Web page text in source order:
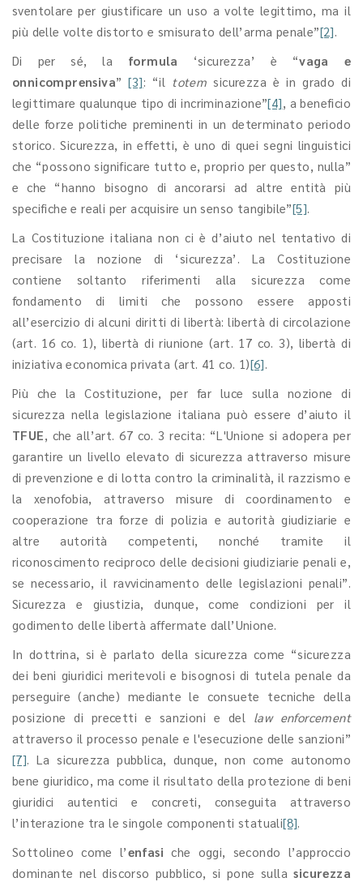
sventolare per giustificare un uso a volte legittimo, ma il
più delle volte distorto e smisurato dell’arma penale”[2].
Di per sé, la formula ‘sicurezza’ è “vaga e
onnicomprensiva”[3]: “il totem sicurezza è in grado di
legittimare qualunque tipo di incriminazione”[4], a beneficio
delle forze politiche preminenti in un determinato periodo
storico. Sicurezza, in effetti, è uno di quei segni linguistici
che “possono significare tutto e, proprio per questo, nulla”
e che “hanno bisogno di ancorarsi ad altre entità più
specifiche e reali per acquisire un senso tangibile”[5].
La Costituzione italiana non ci è d’aiuto nel tentativo di
precisare la nozione di ‘sicurezza’. La Costituzione
contiene soltanto riferimenti alla sicurezza come
fondamento di limiti che possono essere apposti
all’esercizio di alcuni diritti di libertà: libertà di circolazione
(art. 16 co. 1), libertà di riunione (art. 17 co. 3), libertà di
iniziativa economica privata (art. 41 co. 1)[6].
Più che la Costituzione, per far luce sulla nozione di
sicurezza nella legislazione italiana può essere d’aiuto il
TFUE, che all’art. 67 co. 3 recita: “L'Unione si adopera per
garantire un livello elevato di sicurezza attraverso misure
di prevenzione e di lotta contro la criminalità, il razzismo e
la xenofobia, attraverso misure di coordinamento e
cooperazione tra forze di polizia e autorità giudiziarie e
altre autorità competenti, nonché tramite il
riconoscimento reciproco delle decisioni giudiziarie penali e,
se necessario, il ravvicinamento delle legislazioni penali”.
Sicurezza e giustizia, dunque, come condizioni per il
godimento delle libertà affermate dall’Unione.
In dottrina, si è parlato della sicurezza come “sicurezza
dei beni giuridici meritevoli e bisognosi di tutela penale da
perseguire (anche) mediante le consuete tecniche della
posizione di precetti e sanzioni e del law enforcement
attraverso il processo penale e l'esecuzione delle sanzioni”
[7]. La sicurezza pubblica, dunque, non come autonomo
bene giuridico, ma come il risultato della protezione di beni
giuridici autentici e concreti, conseguita attraverso
l’interazione tra le singole componenti statuali[8].
Sottolineo come l’enfasi che oggi, secondo l’approccio
dominante nel discorso pubblico, si pone sullasicurezza